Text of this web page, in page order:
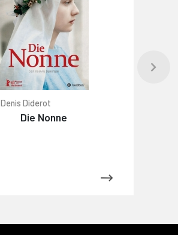
Denis Diderot
Die Nonne